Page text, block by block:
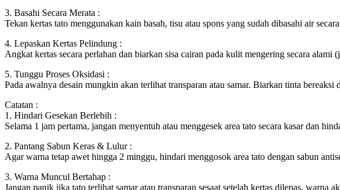
3. Basahi Secara Merata :
Tekan kertas tato menggunakan kain basah, tisu atau spons yang sudah dibasahi air
4. Lepaskan Kertas Pelindung :
Angkat kertas secara perlahan dan biarkan sisa cairan pada kulit mengering secara alami
5. Tunggu Proses Oksidasi :
Pada awalnya desain mungkin akan terlihat transparan atau samar. Biarkan tinta
Catatan :
1. Hindari Gesekan Berlebih :
Selama 1 jam pertama, jangan menyentuh atau menggesek area tato secara kasar dan
2. Pantang Sabun Keras & Lulur :
Agar warna tetap awet hingga 2 minggu, hindari menggosok area tato dengan sabun
3. Warna Muncul Bertahap :
Jangan panik jika tato terlihat samar atau transparan sesaat setelah kertas dilepas,